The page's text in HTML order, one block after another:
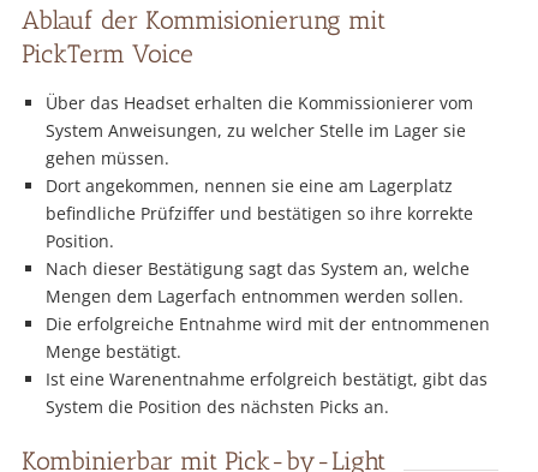
Ablauf der Kommisionierung mit
PickTerm Voice
Über das Headset erhalten die Kommissionierer vom
System Anweisungen, zu welcher Stelle im Lager sie
gehen müssen.
Dort angekommen, nennen sie eine am Lagerplatz
befindliche Prüfziffer und bestätigen so ihre korrekte
Position.
Nach dieser Bestätigung sagt das System an, welche
Mengen dem Lagerfach entnommen werden sollen.
Die erfolgreiche Entnahme wird mit der entnommenen
Menge bestätigt.
Ist eine Warenentnahme erfolgreich bestätigt, gibt das
System die Position des nächsten Picks an.
Kombinierbar mit Pick-by-Light